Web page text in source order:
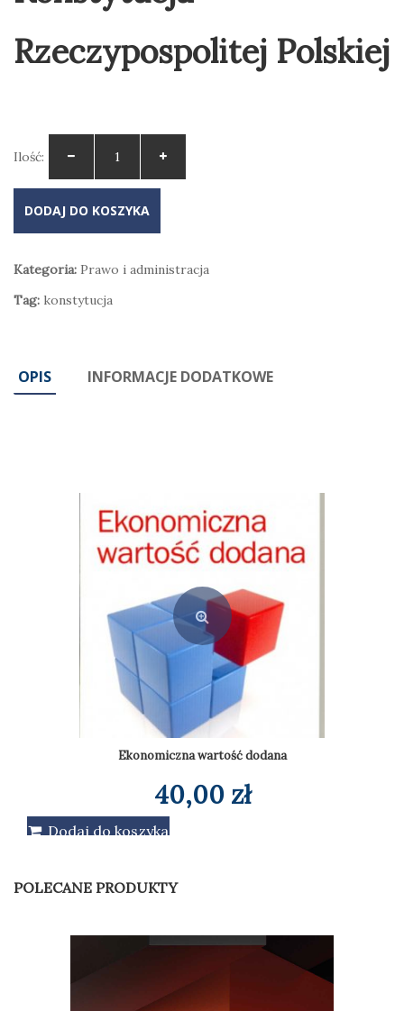
Rzeczypospolitej Polskiej
Ilość:
DODAJ DO KOSZYKA
Kategoria: Prawo i administracja
Tag: konstytucja
OPIS INFORMACJE DODATKOWE
Ekonomiczna wartość dodana
40,00 zł
Dodaj do koszyka
POLECANE PRODUKTY